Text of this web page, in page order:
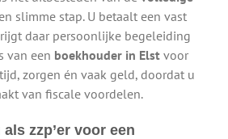
slimme stap. U betaalt een vast
daar persoonlijke begeleiding
van een boekhouder in Elst voor
zorgen én vaak geld, doordat u
van fiscale voordelen.
zzp’er voor een